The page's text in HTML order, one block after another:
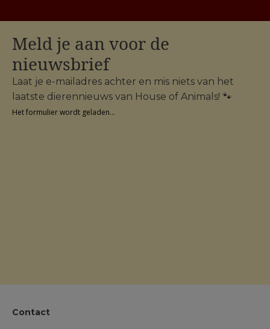
Meld je aan voor de
nieuwsbrief
Laat je e-mailadres achter en mis niets van het
laatste dierennieuws van House of Animals! 🐾
Contact